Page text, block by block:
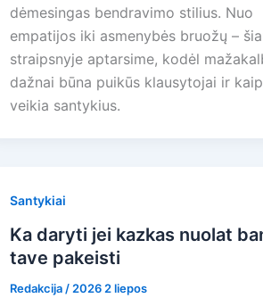
dėmesingas bendravimo stilius. Nuo
empatijos iki asmenybės bruožų –
straipsnyje aptarsime, kodėl
dažnai būna puikūs klausytojai ir
veikia santykius.
Santykiai
Ka daryti jei kazkas nuolat
tave pakeisti
Redakcija / 2026 2 liepos